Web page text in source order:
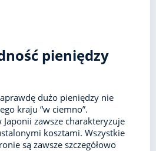
pieniędzy
dużo pieniędzy nie
kraju “w ciemno”.
zawsze charakteryzuje
kosztami. Wszystkie
są zawsze szczegółowo